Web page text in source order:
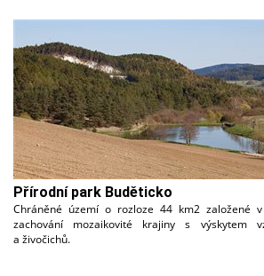
Přírodní park Buděticko
Chráněné území o rozloze 44 km2 založené
zachování mozaikovité krajiny s výskytem
a živočichů.